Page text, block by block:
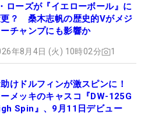
ローズが『イエローボール』に
？ 桑木志帆の歴史的Vがメジ
ーチャンプにも影響か
年8月4日 (火) 10時02分 1
けドルフィンが激スピンに！
ーメッキのキャスコ『DW-125G
Spin』、9月11日デビュー